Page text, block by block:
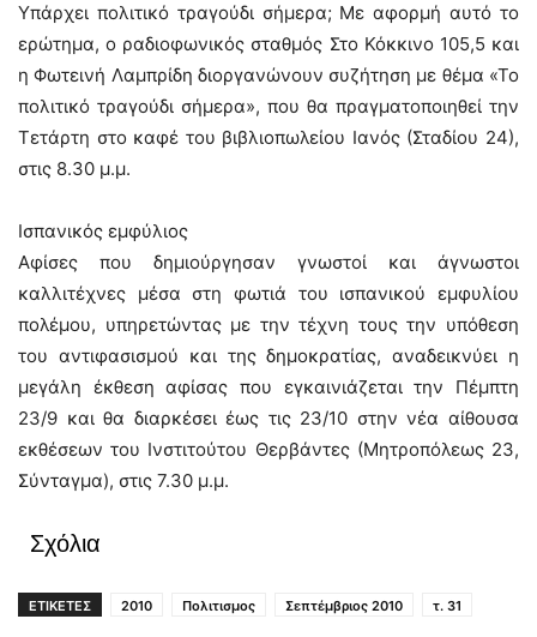
Υπάρχει πολιτικό τραγούδι σήμερα; Με αφορμή αυτό το
ερώτημα, ο ραδιοφωνικός σταθμός Στο Κόκκινο 105,5 και
η Φωτεινή Λαμπρίδη διοργανώνουν συζήτηση με θέμα «Το
πολιτικό τραγούδι σήμερα», που θα πραγματοποιηθεί την
Τετάρτη στο καφέ του βιβλιοπωλείου Ιανός (Σταδίου 24),
στις 8.30 μ.μ.
Ισπανικός εμφύλιος
Αφίσες που δημιούργησαν γνωστοί και άγνωστοι
καλλιτέχνες μέσα στη φωτιά του ισπανικού εμφυλίου
πολέμου, υπηρετώντας με την τέχνη τους την υπόθεση
του αντιφασισμού και της δημοκρατίας, αναδεικνύει η
μεγάλη έκθεση αφίσας που εγκαινιάζεται την Πέμπτη
23/9 και θα διαρκέσει έως τις 23/10 στην νέα αίθουσα
εκθέσεων του Ινστιτούτου Θερβάντες (Μητροπόλεως 23,
Σύνταγμα), στις 7.30 μ.μ.
Σχόλια
ΕΤΙΚΕΤΕΣ 2010 Πολιτισμος Σεπτέμβριος 2010 τ. 31